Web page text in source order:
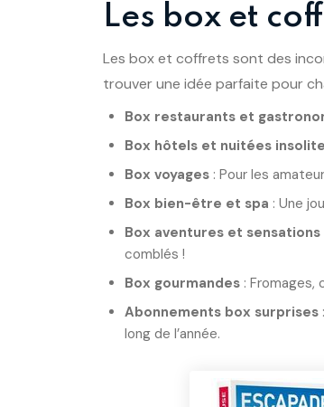
Les box et
Les box et coffrets sont des
trouver une idée parfaite pour
Box restaurants et
Box hôtels et nuitées
Box voyages : Pour les
Box bien-être et spa : Une
Box aventures et
comblés !
Box gourmandes :
Abonnements box surprises
long de l’année.